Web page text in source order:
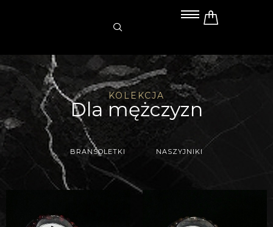
KOLEKCJA
Dla mężczyzn
BRANSOLETKI NASZYJNIKI